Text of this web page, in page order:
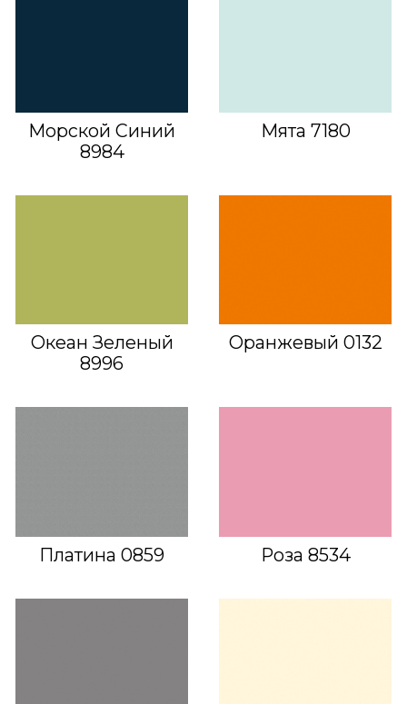
Морской Синий
8984
Мята 7180
Океан Зеленый
8996
Оранжевый 0132
Платина 0859 Роза 8534